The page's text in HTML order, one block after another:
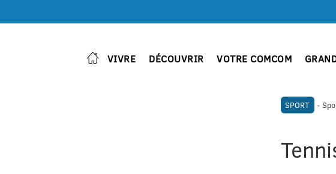
VIVRE DÉCOUVRIR VOTRE COMCOM
SPORT -